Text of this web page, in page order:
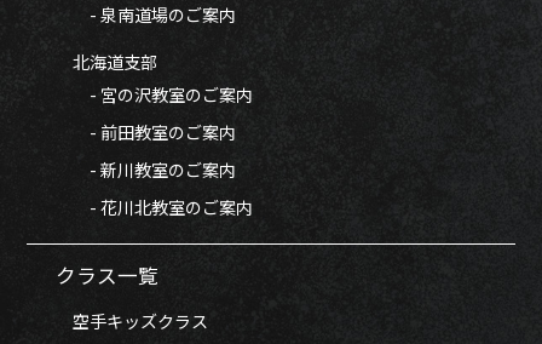
- 泉南道場のご案内
北海道支部
- 宮の沢教室のご案内
- 前田教室のご案内
- 新川教室のご案内
- 花川北教室のご案内
クラス一覧
空手キッズクラス